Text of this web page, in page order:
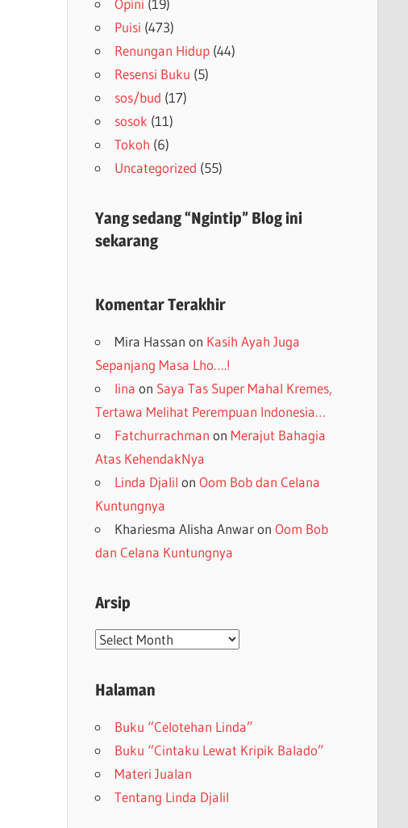
Opini (19)
Puisi (473)
Renungan Hidup(44)
Resensi Buku (5)
sos/bud (17)
sosok (11)
Tokoh (6)
Uncategorized (55)
Yang sedang “Ngintip” Blog ini
sekarang
Komentar Terakhir
Mira Hassan on Kasih Ayah Juga
Sepanjang Masa Lho….!
lina on Saya Tas Super Mahal Kremes,
Tertawa Melihat Perempuan Indonesia…
Fatchurrachman on Merajut Bahagia
Atas KehendakNya
Linda Djalil on Oom Bob dan Celana
Kuntungnya
Khariesma Alisha Anwaron Oom Bob
dan Celana Kuntungnya
Arsip
Arsip
Halaman
Buku “Celotehan Linda”
Buku “Cintaku Lewat Kripik Balado”
Materi Jualan
Tentang Linda Djalil